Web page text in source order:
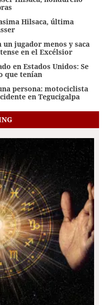
Hilsaca, última
jugador menos y saca
en el Excélsior
en Estados Unidos: Se
que tenían
persona: motociclista
en Tegucigalpa